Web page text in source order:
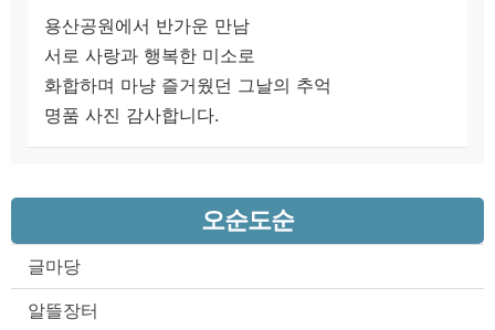
용산공원에서 반가운 만남
서로 사랑과 행복한 미소로
화합하며 마냥 즐거웠던 그날의 추억
명품 사진 감사합니다.
오순도순
글마당
알뜰장터